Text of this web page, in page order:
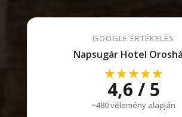
GOOGLE ÉRTÉKELÉS
Napsugár Hotel
★★★★★
4,6 / 5
~480 vélemény alapján